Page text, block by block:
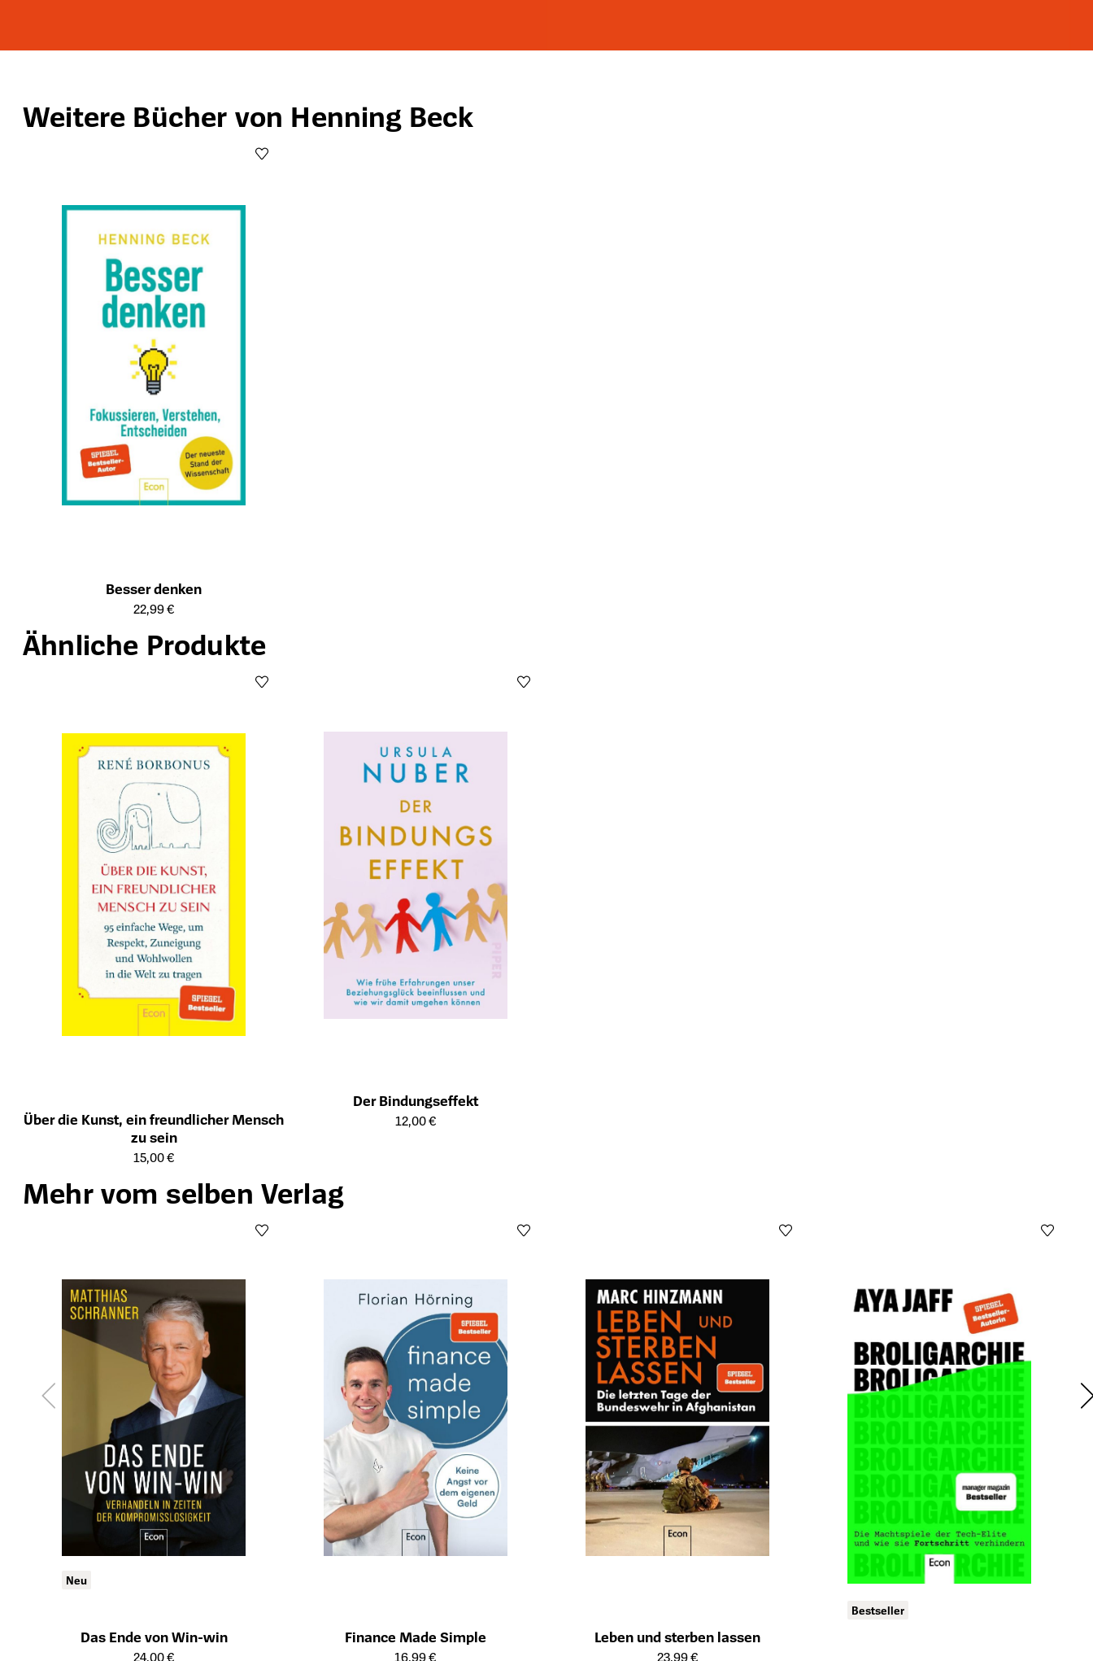
Produktgalerie überspringen
Weitere Bücher von Henning Beck
Besser denken
Öffnet die Detailseite des Produkts
22,99 €
Ähnliche Produkte
Über die Kunst, ein freundlicher Mensch
zu sein
Öffnet die Detailseite des Produkts
15,00 €
Der Bindungseffekt
Öffnet die Detailseite des Produkts
12,00 €
Mehr vom selben Verlag
Neu
Das Ende von Win-win
Öffnet die Detailseite des Produkts
24,00 €
Finance Made Simple
Öffnet die Detailseite des Produkts
16,99 €
Leben und sterben lassen
Öffnet die Detailseite des Produkts
23,99 €
Bestseller